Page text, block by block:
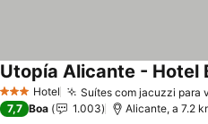
3 EstrelasHotel Suítes com jacuzzi para
Utopía Alicante - Hotel
7,7 Boa 1.003 Alicante, a 7.2